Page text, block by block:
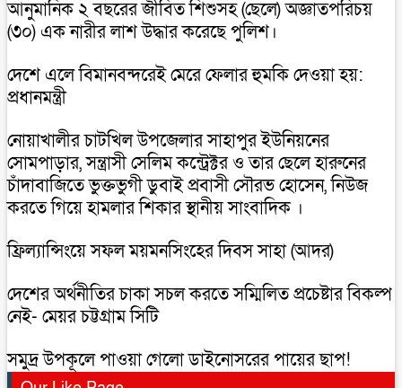
আনুমানিক ২ বছরের জীবিত শিশুসহ (ছেলে) অজ্ঞাতপরিচয়
(৩০) এক নারীর লাশ উদ্ধার করেছে পুলিশ।
দেশে এলে বিমানবন্দরেই মেরে ফেলার হুমকি দেওয়া হয়:
প্রধানমন্ত্রী
নোয়াখালীর চাটখিল উপজেলার সাহাপুর ইউনিয়নের
সোমপাড়ার, সন্ত্রাসী সেলিম কন্ট্রেক্টর ও তার ছেলে হারুনের
চাঁদাবাজিতে ভুক্তভুগী ডুবাই প্রবাসী সৌরভ হোসেন, নিউজ
করতে গিয়ে হামলার শিকার স্থানীয় সাংবাদিক ।
ফ্রিল্যান্সিংয়ে সফল ময়মনসিংহের দিবস সাহা (আদর)
দেশের অর্থনীতির চাকা সচল করতে সম্মিলিত প্রচেষ্টার বিকল্প
নেই- মেয়র চট্টগ্রাম সিটি
সমুদ্র উপকূলে পাওয়া গেলো ডাইনোসরের পায়ের ছাপ!